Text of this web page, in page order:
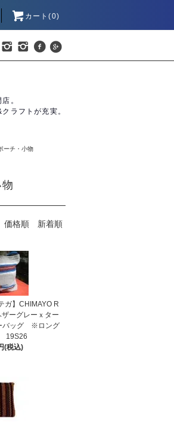
カート(0)
。
ラフトが充実。
ーチ・小物
価格順 新着順
ガ】CHIMAYO R
ーグレーｘター
バッグ ※ロング
19S26
(税込)